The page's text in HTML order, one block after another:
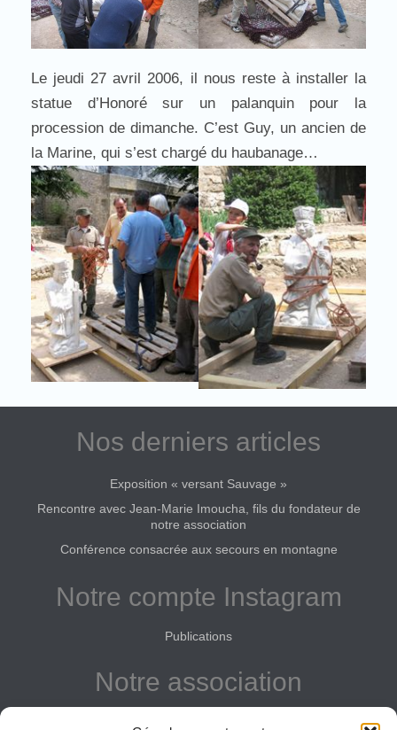
Le jeudi 27 avril 2006, il nous reste à installer la
statue d’Honoré sur un palanquin pour la
procession de dimanche. C’est Guy, un ancien de
la Marine, qui s’est chargé du haubanage…
Nos derniers articles
Exposition « versant Sauvage »
Rencontre avec Jean-Marie Imoucha, fils du fondateur de
notre association
Conférence consacrée aux secours en montagne
Notre compte Instagram
Publications
Notre association